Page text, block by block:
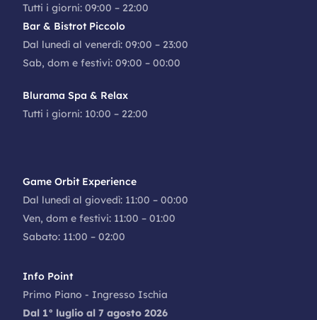
Tutti i giorni: 09:00 – 22:00
Bar & Bistrot Piccolo
Dal lunedì al venerdì: 09:00 – 23:00
Sab, dom e festivi: 09:00 – 00:00
Blurama Spa & Relax
Tutti i giorni: 10:00 – 22:00
Game Orbit Experience
Dal lunedì al giovedì: 11:00 – 00:00
Ven, dom e festivi: 11:00 – 01:00
Sabato: 11:00 – 02:00
Info Point
Primo Piano - Ingresso Ischia
Dal 1° luglio al 7 agosto 2026